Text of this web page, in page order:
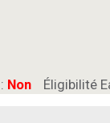
Non Éligibilité